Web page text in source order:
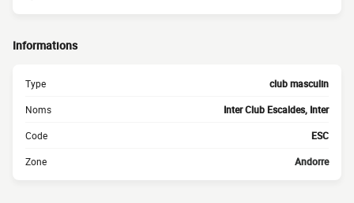
Informations
Type club masculin
Noms Inter Club Escaldes, Inter
Code ESC
Zone Andorre